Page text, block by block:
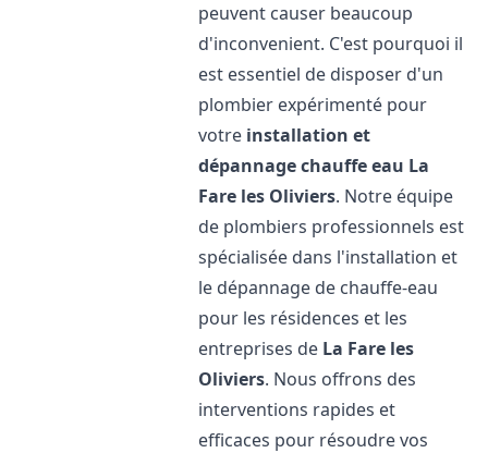
peuvent causer beaucoup
d'inconvenient. C'est pourquoi il
est essentiel de disposer d'un
plombier expérimenté pour
votre installation et
dépannage chauffe eau La
Fare les Oliviers. Notre équipe
de plombiers professionnels est
spécialisée dans l'installation et
le dépannage de chauffe-eau
pour les résidences et les
entreprises de La Fare les
Oliviers. Nous offrons des
interventions rapides et
efficaces pour résoudre vos